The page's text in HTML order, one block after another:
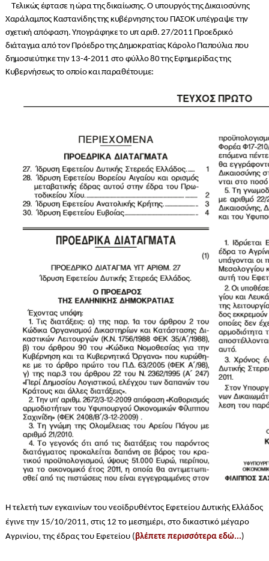
Τελικώς έφτασε η ώρα της δικαίωσης. Ο υπουργός της Δικαιοσύνης
Χαράλαμπος Καστανίδης της κυβέρνησης του ΠΑΣΟΚ υπέγραψε την
σχετική απόφαση. Υπογράφηκε το υπ αριθ. 27/2011 Προεδρικό
διάταγμα από τον Πρόεδρο της Δημοκρατίας Κάρολο Παπούλια που
δημοσιεύτηκε την 13-4-2011 στο φύλλο 80 της Εφημερίδας της
Κυβερνήσεως το οποίο και παραθέτουμε:
H τελετή των εγκαινίων του νεοϊδρυθέντος Εφετείου Δυτικής Ελλάδος
έγινε την 15/10/2011, στις 12 το μεσημέρι, στο δικαστικό μέγαρο
Αγρινίου, της έδρας του Εφετείου (βλέπετε περισσότερα εδώ...)